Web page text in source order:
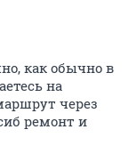
как обычно в
на
через
ремонт и